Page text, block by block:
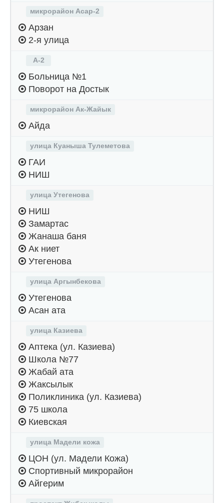
микрорайон Асар-2
Арзан
2-я улица
А-2
Больница №1
Поворот на Достык
микрорайон Ак-Жайык
Айда
улица Куаныша Тулеметова
ГАИ
НИШ
улица Утегенова
НИШ
Замартас
Жанаша баня
Ак ниет
Утегенова
улица Аргынбекова
Утегенова
Асан ата
улица Казиева
Аптека (ул. Казиева)
Школа №77
Жабай ата
Жаксылык
Поликлиника (ул. Казиева)
75 школа
Киевская
улица Мадели кожа
ЦОН (ул. Мадели Кожа)
Спортивный микрорайон
Айгерим